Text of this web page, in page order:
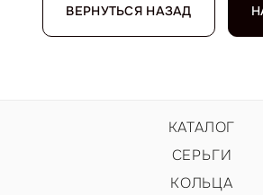
ВЕРНУТЬСЯ НАЗАД
КАТАЛОГ
СЕРЬГИ
КОЛЬЦА